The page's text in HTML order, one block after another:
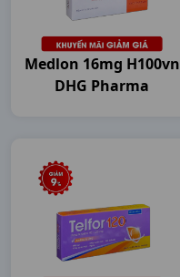
Medlon 16mg H100vn
DHG Pharma